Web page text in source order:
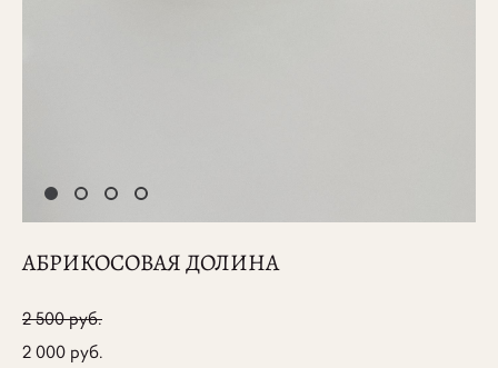
АБРИКОСОВАЯ ДОЛИНА
2 500 pуб.
2 000 pуб.